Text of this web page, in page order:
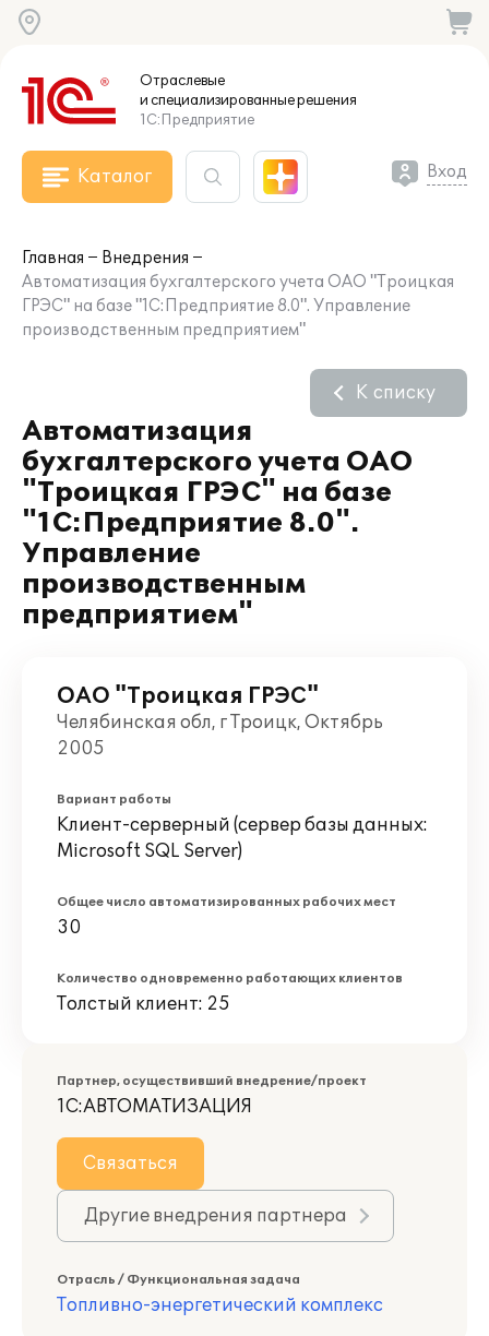
Отраслевые
и специализированныерешения
1С:Предприятие
Каталог Вход
Главная
Внедрения
Автоматизация бухгалтерского учета ОАО "Троицкая
ГРЭС" на базе "1С:Предприятие 8.0". Управление
производственным предприятием"
Автоматизация
бухгалтерского учета ОАО
"Троицкая ГРЭС" на базе
"1С:Предприятие 8.0".
Управление
производственным
предприятием"
К списку
ОАО "Троицкая ГРЭС"
Челябинская обл, г Троицк, Октябрь
2005
Вариант работы
Клиент-серверный (сервер базы данных:
Microsoft SQL Server)
Общее число автоматизированных рабочих мест
30
Количество одновременно работающих клиентов
Толстый клиент: 25
Партнер, осуществивший внедрение/проект
1С:АВТОМАТИЗАЦИЯ
Связаться
Другие внедрения партнера
Отрасль / Функциональная задача
Топливно-энергетический комплекс